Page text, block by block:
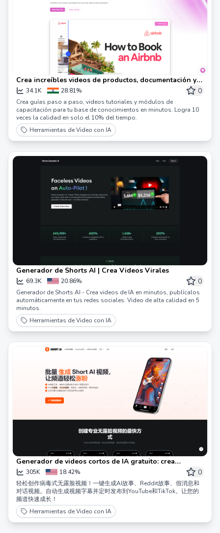
Crea increíbles videos de productos, documentación y
más, en minutos, con IA.
34.1K 28.81% 0
Crea guías paso a paso, videos tutoriales y módulos de
capacitación para tu base de conocimientos en minutos. Logra 10
veces la calidad en solo el 10% del tiempo.
Herramientas de Video con IA
Generador de Shorts AI | Crea Videos Virales
69.3K 20.86% 0
Generador de Shorts AI - Crea videos de IA en minutos, publícalos
automáticamente en tus redes sociales. Video de alta calidad en 5
minutos.
Herramientas de Video con IA
Generador de videos cortos de IA gratuito: crea
automáticamente videos virales | IA de videos cortos
305K 18.42% 0
轻松创作病毒式无露脸视频！一键生成AI故事、Reddit故事、假消息和
对话视频。自动生成视频字幕并定时发布到YouTube和TikTok。让您的
频道快速成长！
Herramientas de Video con IA